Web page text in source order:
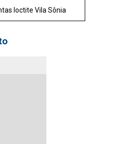
loctite Vila Sônia